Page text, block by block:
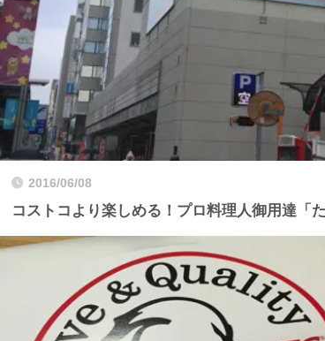
2016/06/08
コストコより楽しめる！プロ料理人御用達「